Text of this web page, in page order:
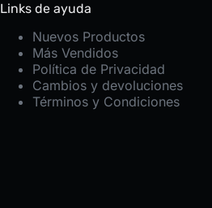
Links de ayuda
Nuevos Productos
Más Vendidos
Política de Privacidad
Cambios y devoluciones
Términos y Condiciones